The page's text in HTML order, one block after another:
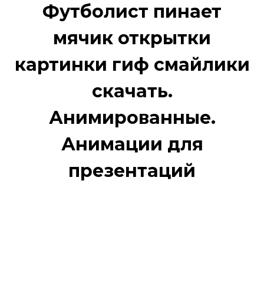
Футболист пинает
мячик открытки
картинки гиф смайлики
скачать.
Анимированные.
Анимации для
презентаций